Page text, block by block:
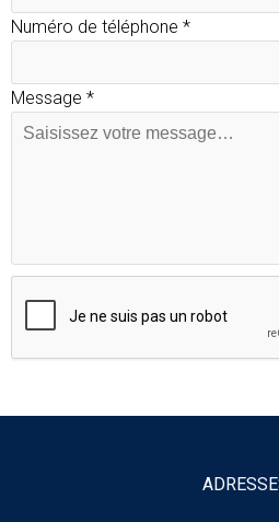
Numéro de téléphone *
Message *